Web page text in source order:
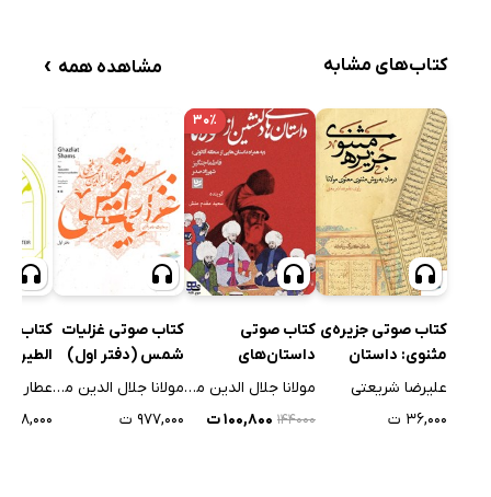
کتاب‌های مشابه مشاهده همه ›
کتاب صوتی جزیره‌ی
مثنوی: داستان
کنیزک و پادشاه
علیرضا شریعتی
۳۶,۰۰۰ ت
۳۰٪
کتاب صوتی
داستان‌های
دلنشین از مولانا
مولانا جلال الدین محمد بلخی
۱۴۴۰۰۰ ۱۰۰,۸۰۰ ت
کتاب صوتی غزلیات
شمس (دفتر اول)
مولانا جلال الدین محمد بلخی
۹۷۷,۰۰۰ ت
کتاب
الطیر
عطار
۳۶۸,۰۰۰ ت